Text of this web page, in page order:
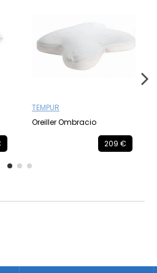
TEMPUR
Oreiller Ombracio
209 €